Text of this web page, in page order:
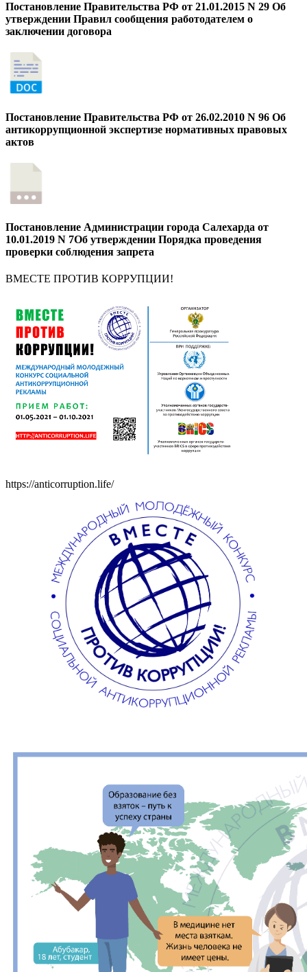
Постановление Правительства РФ от 21.01.2015 N 29 Об
утверждении Правил сообщения работодателем о
заключении договора
Постановление Правительства РФ от 26.02.2010 N 96 Об
антикоррупционной экспертизе нормативных правовых
актов
Постановление Администрации города Салехарда от
10.01.2019 N 7Об утверждении Порядка проведения
проверки соблюдения запрета
ВМЕСТЕ ПРОТИВ КОРРУПЦИИ!
https://anticorruption.life/